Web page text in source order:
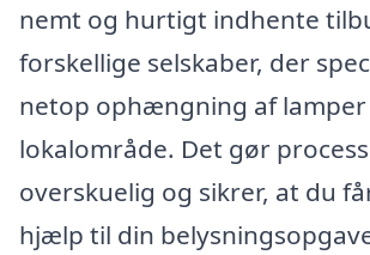
nemt og hurtigt indhente
forskellige selskaber, der
netop ophængning af
lokalområde. Det gør
overskuelig og sikrer, at du
hjælp til din